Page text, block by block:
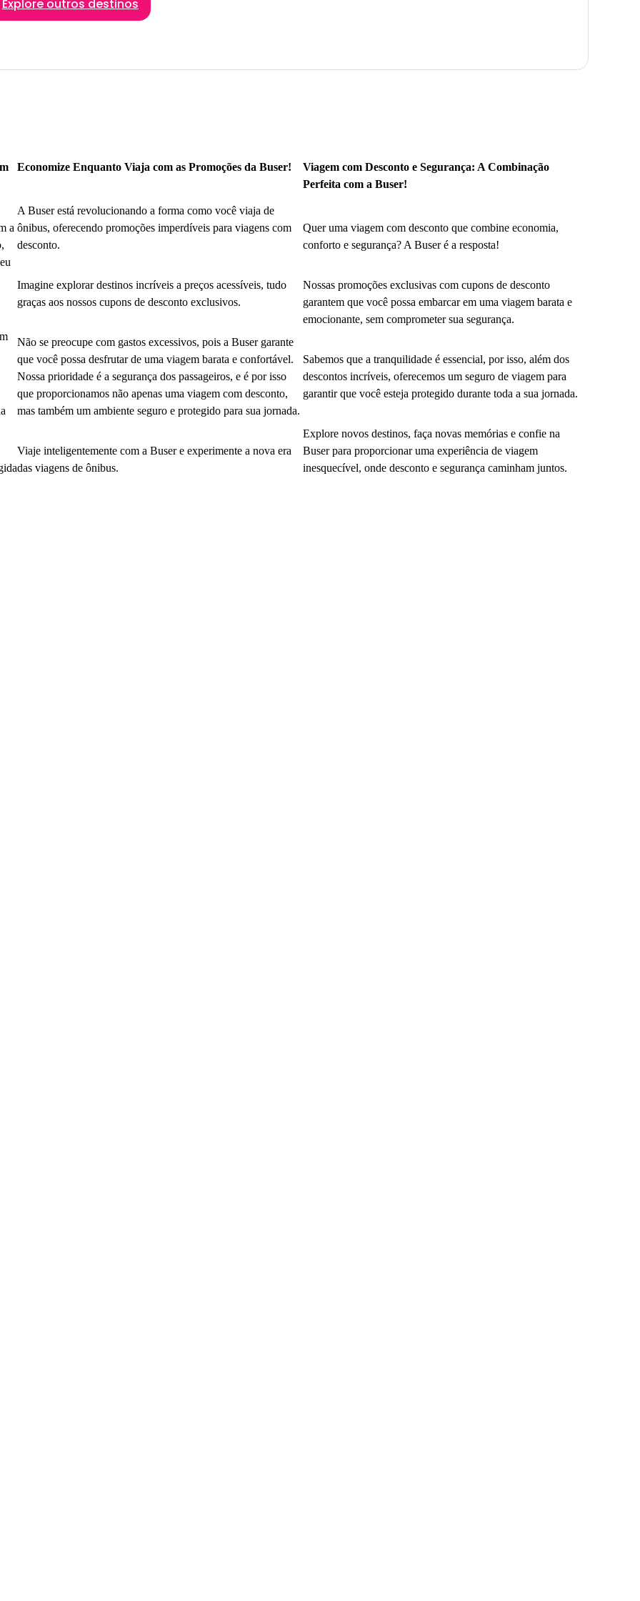
Explore outros destinos
a
Economize Enquanto Viaja com as Promoções da Buser!
A Buser está revolucionando a forma como você viaja de
ônibus, oferecendo promoções imperdíveis para viagens com
desconto.
Imagine explorar destinos incríveis a preços acessíveis, tudo
graças aos nossos cupons de desconto exclusivos.
Não se preocupe com gastos excessivos, pois a Buser garante
que você possa desfrutar de uma viagem barata e confortável.
Nossa prioridade é a segurança dos passageiros, e é por isso
que proporcionamos não apenas uma viagem com desconto,
mas também um ambiente seguro e protegido para sua jornada.
Viaje inteligentemente com a Buser e experimente a nova era
das viagens de ônibus.
Viagem com Desconto e Segurança: A Combinação
Perfeita com a Buser!
Quer uma viagem com desconto que combine economia,
conforto e segurança? A Buser é a resposta!
Nossas promoções exclusivas com cupons de desconto
garantem que você possa embarcar em uma viagem barata e
emocionante, sem comprometer sua segurança.
Sabemos que a tranquilidade é essencial, por isso, além dos
descontos incríveis, oferecemos um seguro de viagem para
garantir que você esteja protegido durante toda a sua jornada.
Explore novos destinos, faça novas memórias e confie na
Buser para proporcionar uma experiência de viagem
inesquecível, onde desconto e segurança caminham juntos.